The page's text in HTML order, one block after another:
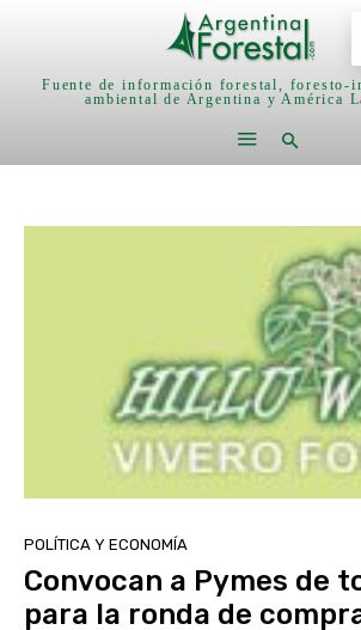
Fuente de información forestal, foresto-
ambiental de Argentina y América
POLÍTICA Y ECONOMÍA
Convocan a Pymes de
para la ronda de